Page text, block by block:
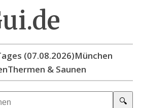
(07.08.2026)München
Thermen & Saunen
🔍